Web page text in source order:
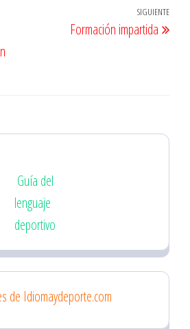
SIGUIENTE
Formación impartida
Guía del
lenguaje
deportivo
de Idiomaydeporte.com